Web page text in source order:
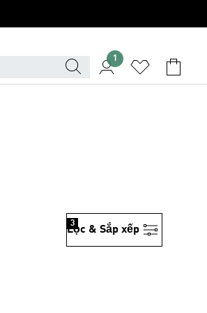
1
Lọc & Sắp xếp
3